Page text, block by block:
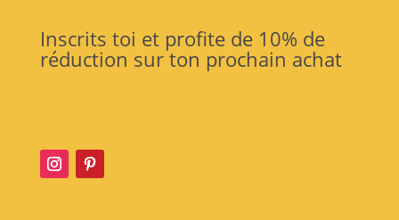
Inscrits toi et profite de 10% de
réduction sur ton prochain achat